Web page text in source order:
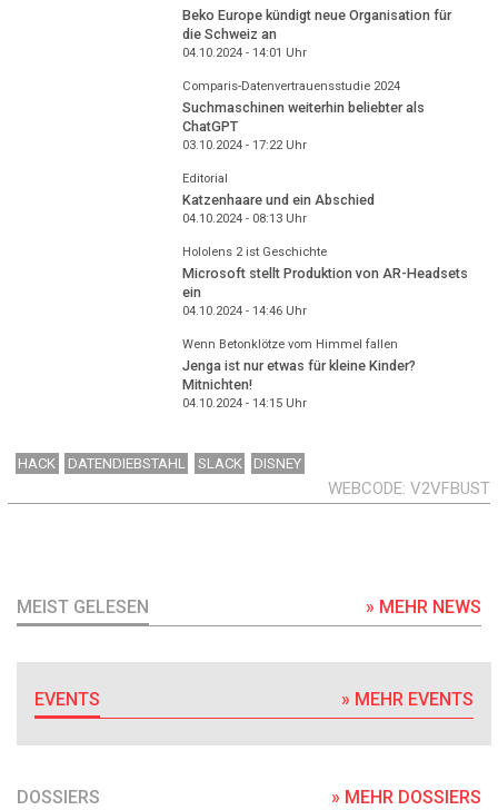
Beko Europe kündigt neue Organisation für
die Schweiz an
04.10.2024 - 14:01 Uhr
Comparis-Datenvertrauensstudie 2024
Suchmaschinen weiterhin beliebter als
ChatGPT
03.10.2024 - 17:22Uhr
Editorial
Katzenhaare und ein Abschied
04.10.2024 - 08:13Uhr
Hololens 2 ist Geschichte
Microsoft stellt Produktion von AR-Headsets
ein
04.10.2024 - 14:46Uhr
Wenn Betonklötze vom Himmel fallen
Jenga ist nur etwas für kleine Kinder?
Mitnichten!
04.10.2024 - 14:15Uhr
HACK DATENDIEBSTAHL SLACK DISNEY
WEBCODE V2VFBUST
MEIST GELESEN » MEHR NEWS
EVENTS » MEHR EVENTS
DOSSIERS » MEHR DOSSIERS